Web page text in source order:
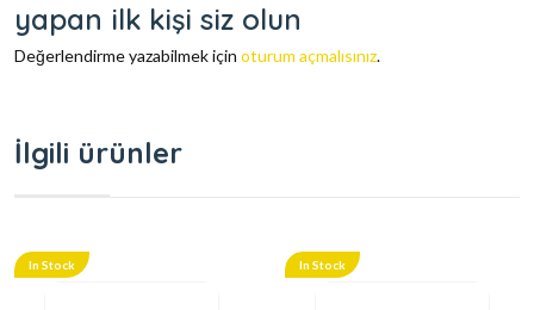
yapan ilk kişi siz olun
Değerlendirme yazabilmek için oturum açmalısınız.
İlgili ürünler
In Stock In Stock